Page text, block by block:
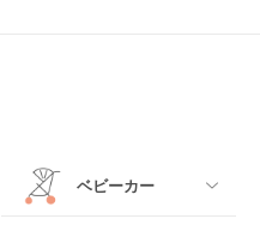
ベビーカー